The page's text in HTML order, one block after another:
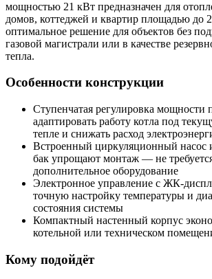
мощностью 21 кВт предназначен для
домов, коттеджей и квартир площадью до
оптимальное решение для объектов без
газовой магистрали или в качестве
тепла.
Особенности конструкции
Ступенчатая регулировка мощности
адаптировать работу котла под
тепле и снижать расход
Встроенный циркуляционный насос
бак упрощают монтаж — не
дополнительное оборудование
Электронное управление с ЖК-
точную настройку температуры и
состояния системы
Компактный настенный корпус
котельной или техническом
Кому подойдёт